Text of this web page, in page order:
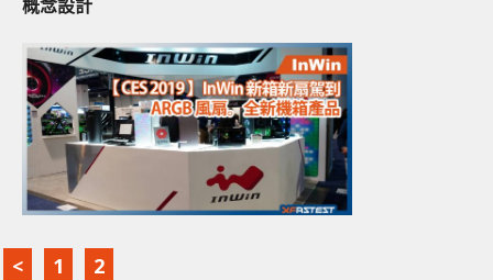
概念設計
< 1 2